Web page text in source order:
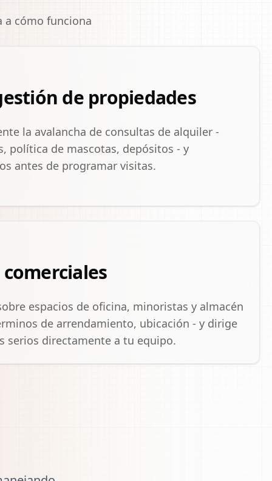
a cómo funciona
de propiedades
la avalancha de consultas de alquiler -
política de mascotas, depósitos - y
antes de programar visitas.
espacios de oficina, minoristas y almacén
de arrendamiento, ubicación - y dirige
serios directamente a tu equipo.